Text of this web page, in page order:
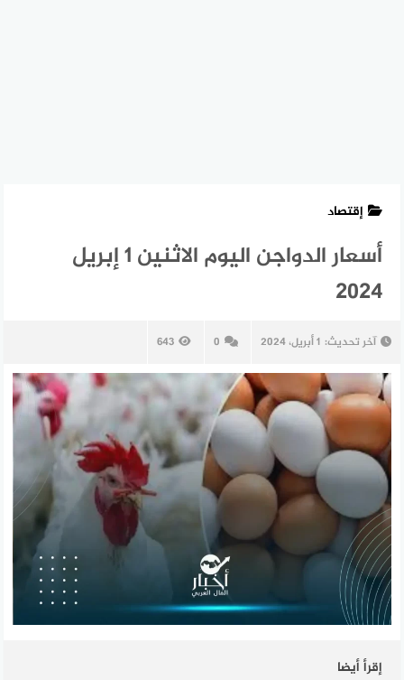
إقتصاد
أسعار الدواجن اليوم الاثنين 1 إبريل
2024
آخر تحديث: 1 أبريل، 2024 0
643
إقرأ أيضا